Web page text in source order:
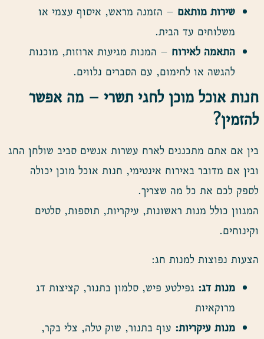
שירות מותאם– הזמנה מראש, איסוף עצמי או
משלוחים עד הבית.
התאמה לאירוח– המנות מגיעות ארוזות, מוכנות
להגשה או לחימום, עם הסברים נלווים.
חנות אוכל מוכן לחגי תשרי – מה אפשר
להזמין?
בין אם אתם מתכננים לארח עשרות אנשים סביב שולחן החג
ובין אם מדובר באירוח אינטימי, חנות אוכל מוכן יכולה
לספק לכם את כל מה שצריך.
המגוון כולל מנות ראשונות, עיקריות, תוספות, סלטים
וקינוחים.
הצעות נפוצות למנות חג:
מנות דג:גפילטע פיש, סלמון בתנור, קציצות דג
מרוקאיות
מנות עיקריות:עוף בתנור, שוק טלה, צלי בקר,